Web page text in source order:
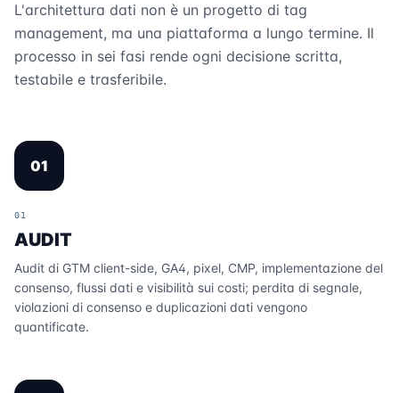
L'architettura dati non è un progetto di tag
management, ma una piattaforma a lungo termine. Il
processo in sei fasi rende ogni decisione scritta,
testabile e trasferibile.
01
01
AUDIT
Audit di GTM client-side, GA4, pixel, CMP, implementazione del
consenso, flussi dati e visibilità sui costi; perdita di segnale,
violazioni di consenso e duplicazioni dati vengono
quantificate.